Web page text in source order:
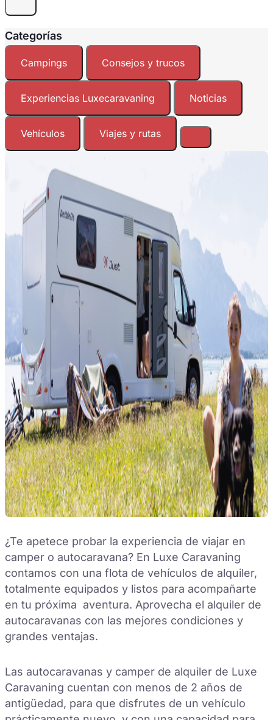
Categorías
Campings Consejos y trucos
Experiencias Luxecaravaning Noticias
Vehículos Viajes y rutas
¿Te apetece probar la experiencia de viajar en
camper o autocaravana? En Luxe Caravaning
contamos con una flota de vehículos de alquiler,
totalmente equipados y listos para acompañarte
en tu próxima aventura. Aprovecha el alquiler de
autocaravanas con las mejores condiciones y
grandes ventajas.
Las autocaravanas y camper de alquiler de Luxe
Caravaning cuentan con menos de 2 años de
antigüedad, para que disfrutes de un vehículo